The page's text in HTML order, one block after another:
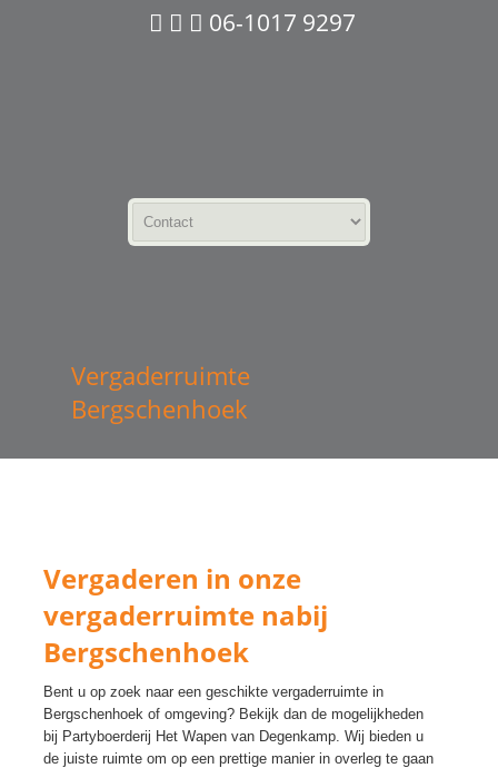
06-1017 9297
Vergaderruimte
Bergschenhoek
Vergaderen in onze
vergaderruimte nabij
Bergschenhoek
Bent u op zoek naar een geschikte vergaderruimte in
Bergschenhoek of omgeving? Bekijk dan de mogelijkheden
bij Partyboerderij Het Wapen van Degenkamp. Wij bieden u
de juiste ruimte om op een prettige manier in overleg te gaan